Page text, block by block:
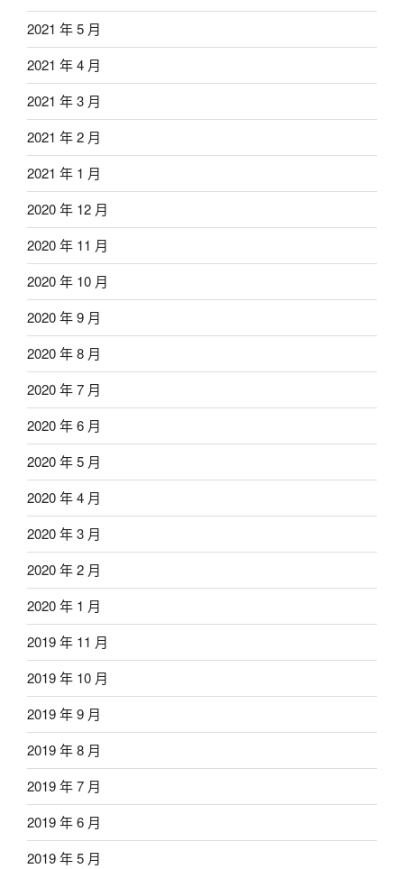
2021 年 5 月
2021 年 4 月
2021 年 3 月
2021 年 2 月
2021 年 1 月
2020 年 12 月
2020 年 11 月
2020 年 10 月
2020 年 9 月
2020 年 8 月
2020 年 7 月
2020 年 6 月
2020 年 5 月
2020 年 4 月
2020 年 3 月
2020 年 2 月
2020 年 1 月
2019 年 11 月
2019 年 10 月
2019 年 9 月
2019 年 8 月
2019 年 7 月
2019 年 6 月
2019 年 5 月